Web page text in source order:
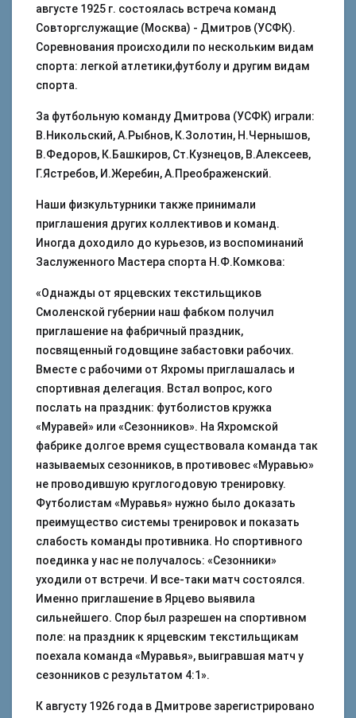
августе 1925 г. состоялась встреча команд
Совторгслужащие (Москва) - Дмитров (УСФК).
Соревнования происходили по нескольким видам
спорта: легкой атлетики,футболу и другим видам
спорта.
За футбольную команду Дмитрова (УСФК) играли:
В.Никольский, А.Рыбнов, К.Золотин, Н.Чернышов,
В.Федоров, К.Башкиров, Ст.Кузнецов, В.Алексеев,
Г.Ястребов, И.Жеребин, А.Преображенский.
Наши физкультурники также принимали
приглашения других коллективов и команд.
Иногда доходило до курьезов, из воспоминаний
Заслуженного Мастера спорта Н.Ф.Комкова:
«Однажды от ярцевских текстильщиков
Смоленской губернии наш фабком получил
приглашение на фабричный праздник,
посвященный годовщине забастовки рабочих.
Вместе с рабочими от Яхромы приглашалась и
спортивная делегация. Встал вопрос, кого
послать на праздник: футболистов кружка
«Муравей» или «Сезонников». На Яхромской
фабрике долгое время существовала команда так
называемых сезонников, в противовес «Муравью»
не проводившую круглогодовую тренировку.
Футболистам «Муравья» нужно было доказать
преимущество системы тренировок и показать
слабость команды противника. Но спортивного
поединка у нас не получалось: «Сезонники»
уходили от встречи. И все-таки матч состоялся.
Именно приглашение в Ярцево выявила
сильнейшего. Спор был разрешен на спортивном
поле: на праздник к ярцевским текстильщикам
поехала команда «Муравья», выигравшая матч у
сезонников с результатом 4:1».
К августу 1926 года в Дмитрове зарегистрировано